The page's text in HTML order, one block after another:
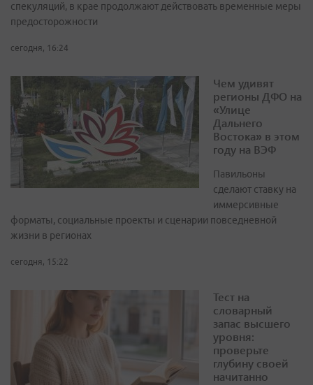
спекуляций, в крае продолжают действовать временные меры
предосторожности
сегодня, 16:24
Чем удивят
регионы ДФО на
«Улице
Дальнего
Востока» в этом
году на ВЭФ
Павильоны
сделают ставку на
иммерсивные
форматы, социальные проекты и сценарии повседневной
жизни в регионах
сегодня, 15:22
Тест на
словарный
запас высшего
уровня:
проверьте
глубину своей
начитанно